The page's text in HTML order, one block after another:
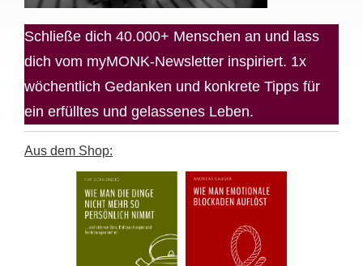
Schließe dich 40.000+ Menschen an und lass
dich vom myMONK-Newsletter inspiriert. 1x
wöchentlich Gedanken und konkrete Tipps für
ein erfülltes und gelassenes Leben.
Aus dem Shop: